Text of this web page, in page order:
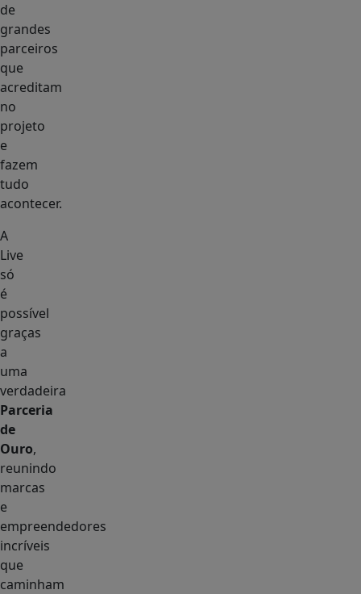
de
grandes
parceiros
que
acreditam
no
projeto
e
fazem
tudo
acontecer.
A
Live
só
é
possível
graças
a
uma
verdadeira
Parceria
de
Ouro,
reunindo
marcas
e
empreendedores
incríveis
que
caminham